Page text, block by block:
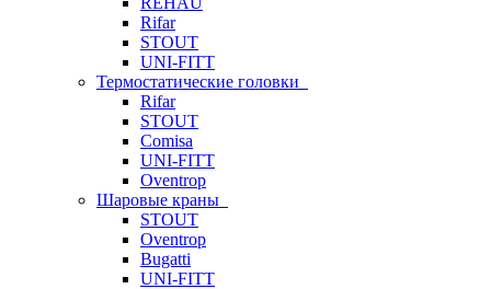
Rifar
STOUT
UNI-FITT
Термостатические головки
Rifar
STOUT
Comisa
UNI-FITT
Oventrop
Шаровые краны
STOUT
Oventrop
Bugatti
UNI-FITT